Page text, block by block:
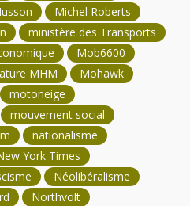
Michel Roberts
ministère des Transports
Mob6600
MHM
Mohawk
motoneige
mouvement social
nationalisme
York Times
Néolibéralisme
Northvolt